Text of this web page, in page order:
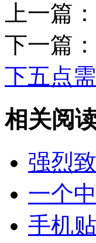
上一篇：
下一篇：
下五点
相关阅
强烈
一个
手机